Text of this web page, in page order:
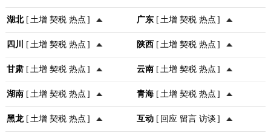
湖北 [ 土增 契税 热点 ] 广东 [ 土增 契税 热点 ]
四川 [ 土增 契税 热点 ] 陕西 [ 土增 契税 热点 ]
甘肃 [ 土增 契税 热点 ] 云南 [ 土增 契税 热点 ]
湖南 [ 土增 契税 热点 ] 青海 [ 土增 契税 热点 ]
黑龙 [ 土增 契税 热点 ] 互动 [ 回应 留言 访谈 ]